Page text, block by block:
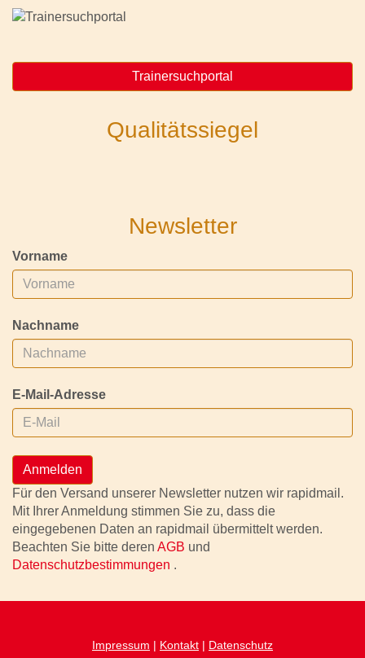
Trainersuchportal
Qualitätssiegel
Newsletter
Vorname
Nachname
E-Mail-Adresse
Anmelden
Für den Versand unserer Newsletter nutzen wir rapidmail.
Mit Ihrer Anmeldung stimmen Sie zu, dass die
eingegebenen Daten an rapidmail übermittelt werden.
Beachten Sie bitte deren AGB und
Datenschutzbestimmungen .
Impressum | Kontakt | Datenschutz